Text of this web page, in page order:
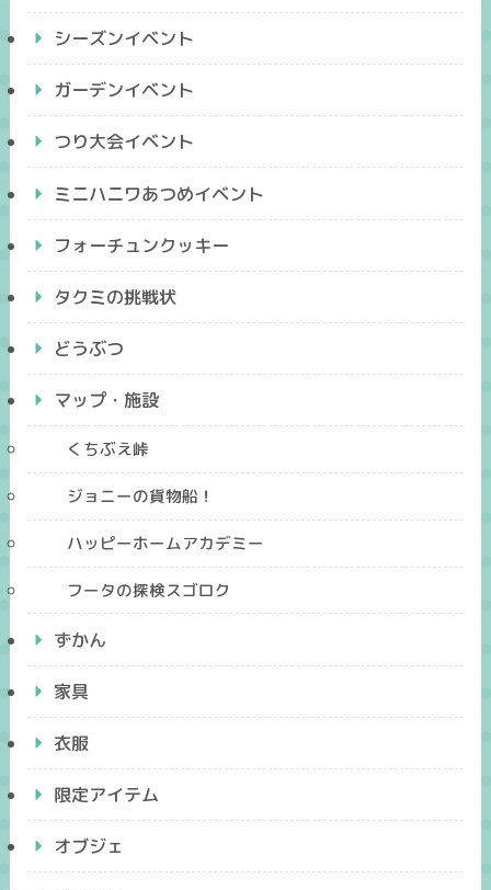
シーズンイベント
ガーデンイベント
つり大会イベント
ミニハニワあつめイベント
フォーチュンクッキー
タクミの挑戦状
どうぶつ
マップ・施設
くちぶえ峠
ジョニーの貨物船！
ハッピーホームアカデミー
フータの探検スゴロク
ずかん
家具
衣服
限定アイテム
オブジェ